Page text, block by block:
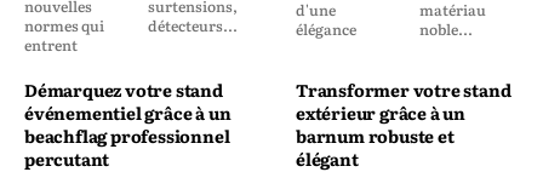
nouvelles
normes qui
entrent
surtensions,
détecteurs...
d'une
élégance
matériau
noble...
Démarquez votre stand
événementiel grâce à un
beachflag professionnel
percutant
Transformer votre stand
extérieur grâce à un
barnum robuste et
élégant